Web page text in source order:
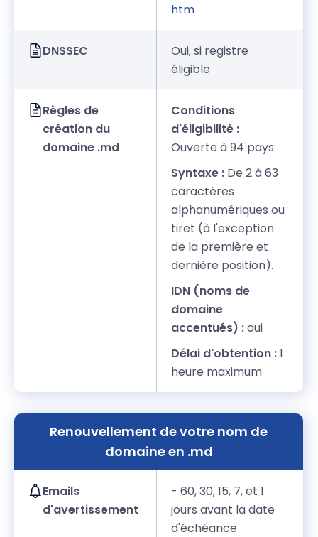
htm
DNSSEC
Oui, si registre
éligible
Règles de
création du
domaine .md
Conditions
d'éligibilité :
Ouverte à 94 pays
Syntaxe : De 2 à 63
caractères
alphanumériques ou
tiret (à l'exception
de la première et
dernière position).
IDN (noms de
domaine
accentués) :oui
Délai d'obtention :1
heure maximum
Renouvellement de votre nom de
domaine en .md
Emails
d'avertissement
- 60, 30, 15, 7, et 1
jours avant la date
d'échéance